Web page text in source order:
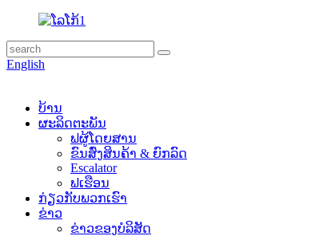
English
ບ້ານ
ຜະລິດຕະພັນ
ຟຜູ້ໂດຍສານ
ຂົນສົ່ງສິນຄ້າ & ຍົກລົດ
Escalator
ຟເຮືອນ
ກ່ຽວ​ກັບ​ພວກ​ເຮົາ
ຂ່າວ
ຂ່າວຂອງບໍລິສັດ